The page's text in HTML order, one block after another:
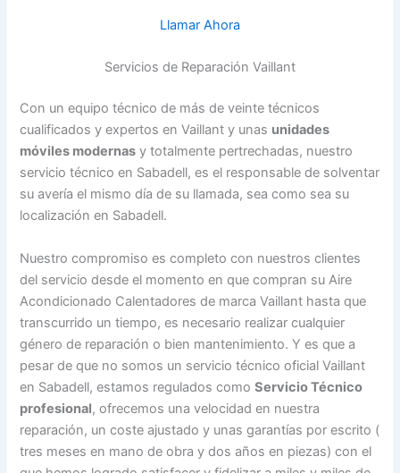
Llamar Ahora
Servicios de Reparación Vaillant
Con un equipo técnico de más de veinte técnicos
cualificados y expertos en Vaillant y unas unidades
móviles modernas y totalmente pertrechadas, nuestro
servicio técnico en Sabadell, es el responsable de solventar
su avería el mismo día de su llamada, sea como sea su
localización en Sabadell.
Nuestro compromiso es completo con nuestros clientes
del servicio desde el momento en que compran su Aire
Acondicionado Calentadores de marca Vaillant hasta que
transcurrido un tiempo, es necesario realizar cualquier
género de reparación o bien mantenimiento. Y es que a
pesar de que no somos un servicio técnico oficial Vaillant
en Sabadell, estamos regulados comoServicio Técnico
profesional, ofrecemos una velocidad en nuestra
reparación, un coste ajustado y unas garantías por escrito (
tres meses en mano de obra y dos años en piezas) con el